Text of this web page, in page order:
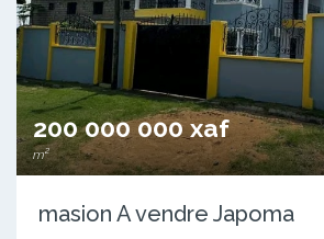
200 000 000 xaf
m²
masion A vendre Japoma